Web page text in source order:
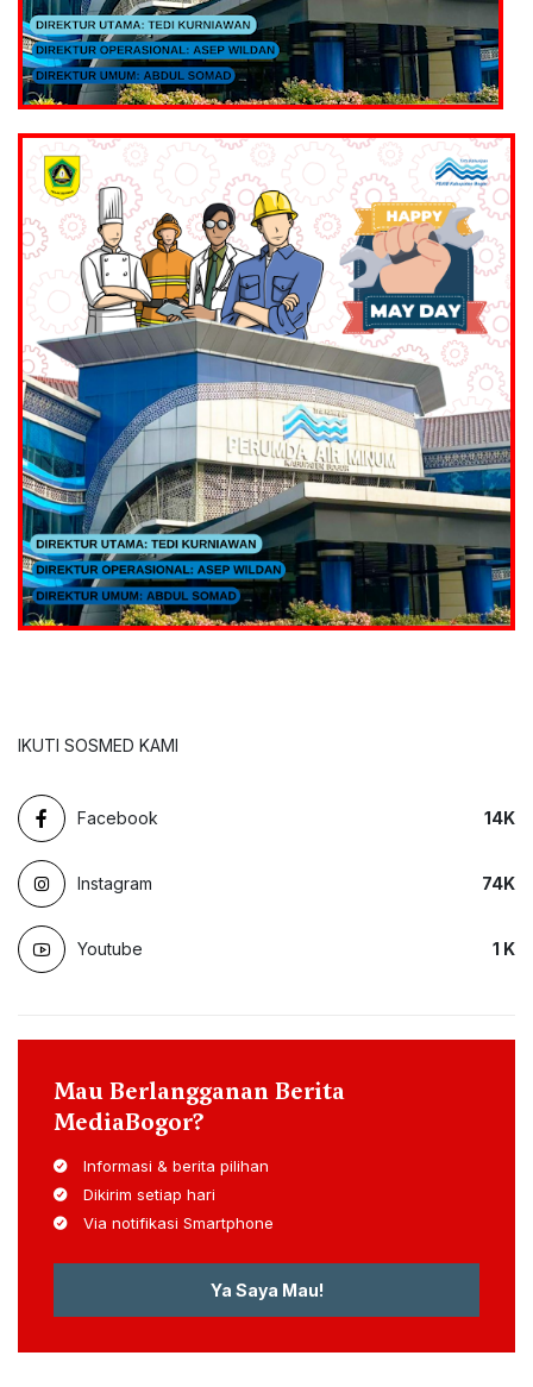
IKUTI SOSMED KAMI
Facebook 14K
Instagram 74K
Youtube 1 K
Mau Berlangganan Berita
MediaBogor?
Informasi & berita pilihan
Dikirim setiap hari
Via notifikasi Smartphone
Ya Saya Mau!